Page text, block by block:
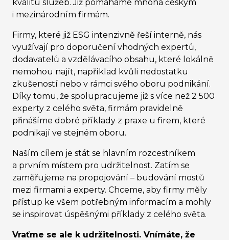
kvalitu služeb. Již pomáháme mnoha českým
i mezinárodním firmám.
Firmy, které již ESG intenzivně řeší interně, nás
využívají pro doporučení vhodných expertů,
dodavatelů a vzdělávacího obsahu, které lokálně
nemohou najít, například kvůli nedostatku
zkušeností nebo v rámci svého oboru podnikání.
Díky tomu, že spolupracujeme již s více než 2 500
experty z celého světa, firmám pravidelně
přinášíme dobré příklady z praxe u firem, které
podnikají ve stejném oboru.
Naším cílem je stát se hlavním rozcestníkem
a prvním místem pro udržitelnost. Zatím se
zaměřujeme na propojování – budování mostů
mezi firmami a experty. Chceme, aby firmy měly
přístup ke všem potřebným informacím a mohly
se inspirovat úspěšnými příklady z celého světa.
Vraťme se ale k udržitelnosti. Vnímáte, že